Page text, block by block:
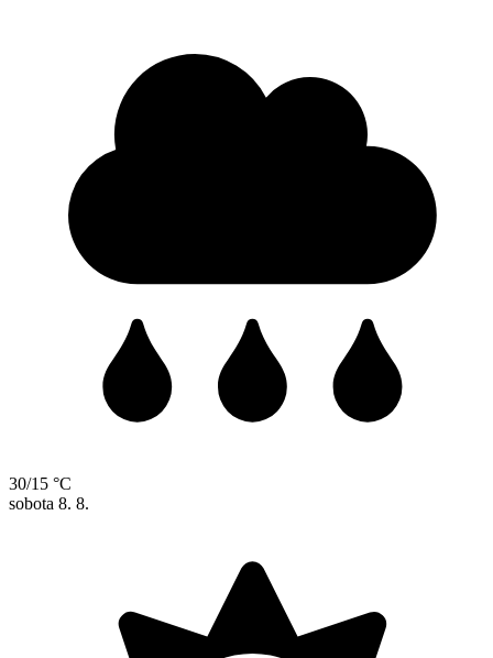
30/15 °C
sobota 8. 8.